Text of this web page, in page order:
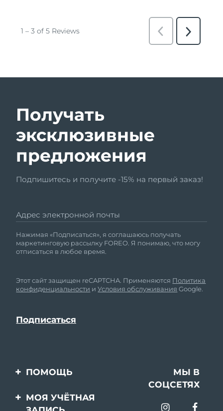
Получать
эксклюзивные
предложения
Подпишитесь и получите -15% на первый заказ!
Адрес электронной почты
Нажимая «Подписаться», я соглашаюсь получать
маркетинговую рассылку FOREO. Я понимаю, что могу
отписаться в любое время.
Этот сайт защищен reCAPTCHA. Применяются Политика
конфиденциальности иУсловия обслуживания Google.
ПОМОЩЬ
Свяжитесь с нами
МЫ В
СОЦСЕТЯХ
МОЯ УЧЁТНАЯ